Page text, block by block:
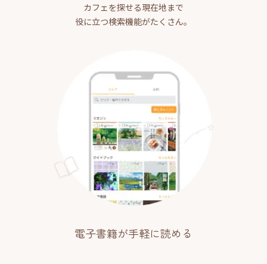
カフェを探せる現在地まで
役に立つ検索機能がたくさん。
電子書籍が手軽に読める